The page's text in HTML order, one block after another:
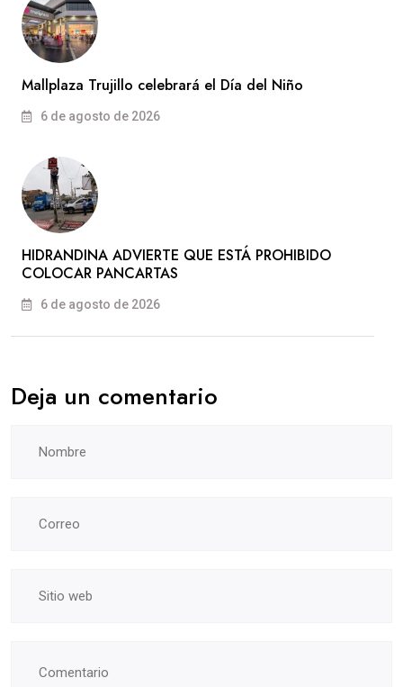
Mallplaza Trujillo celebrará el Día del Niño
6 de agosto de 2026
HIDRANDINA ADVIERTE QUE ESTÁ PROHIBIDO
COLOCAR PANCARTAS
6 de agosto de 2026
Deja un comentario